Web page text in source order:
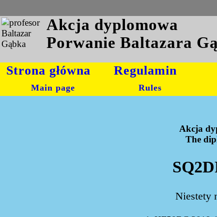
Akcja dyplomowa
Porwanie Baltazara
Strona główna
Main page
Regulamin
Rules
Akcja
The
Niestety